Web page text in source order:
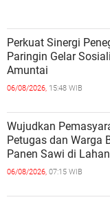
Perkuat Sinergi
Paringin Gelar
Amuntai
06/08/2026, 15:48 WIB
Wujudkan
Petugas dan Warga
Panen Sawi di
06/08/2026, 07:15 WIB